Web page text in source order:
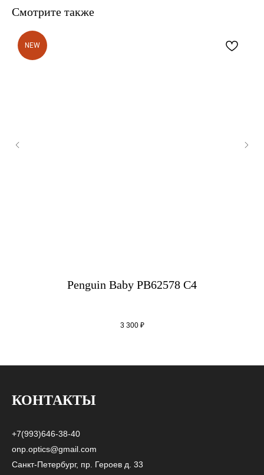
Смотрите также
NEW
Penguin Baby PB62578 C4
3 300 ₽
КОНТАКТЫ
+7(993)646-38-40
onp.optics@gmail.com
Санкт-Петербург, пр. Героев д. 33